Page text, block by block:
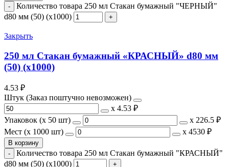
Количество товара 250 мл Стакан бумажный "ЧЕРНЫЙ"
d80 мм (50) (х1000)
Закрыть
250 мл Стакан бумажный «КРАСНЫЙ» d80 мм
(50) (х1000)
4.53 ₽
Штук (Заказ поштучно невозможен)
х 4.53 ₽
Упаковок (x 50 шт)
х 226.5 ₽
Мест (x 1000 шт)
х 4530 ₽
В корзину
Количество товара 250 мл Стакан бумажный "КРАСНЫЙ"
d80 мм (50) (х1000)